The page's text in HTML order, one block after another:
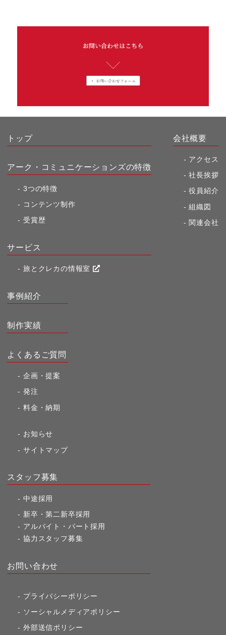
トップ
アーク・コミュニケーションズの特徴
3つの特徴
コンテンツ制作
受賞歴
サービス
旅とクレカの情報室
会社概要
アクセス
社長挨拶
役員紹介
組織図
関連会社
事例紹介
制作実績
よくあるご質問
企画・提案
発注
料金・納期
お知らせ
サイトマップ
スタッフ募集
中途採用
新卒・第二新卒採用
アルバイト・パート採用
協力スタッフ募集
お問い合わせ
プライバシーポリシー
ソーシャルメディアポリシー
外部送信ポリシー